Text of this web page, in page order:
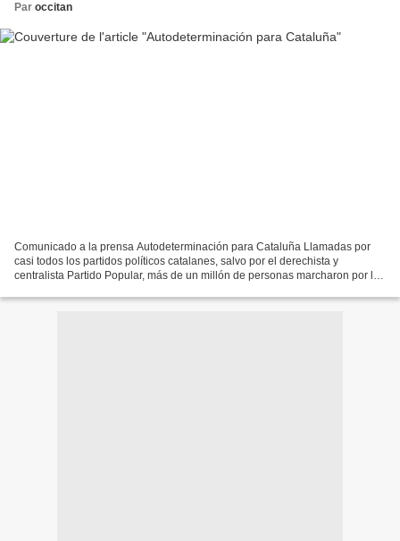
Par occitan
Comunicado a la prensa Autodeterminación para Cataluña Llamadas por
casi todos los partidos políticos catalanes, salvo por el derechista y
centralista Partido Popular, más de un millón de personas marcharon por las